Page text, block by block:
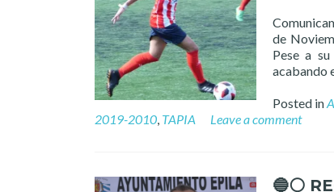
de
Pese a
acabando
Posted in
2019-2010, TAPIA Leave a comment
🔵⚪️